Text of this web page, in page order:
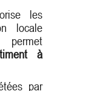
les
locale
permet
à
par